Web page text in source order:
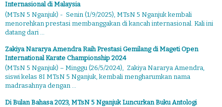
Internasional di Malaysia
(MTsN 5 Nganjuk) - Senin (1/9/2025), MTsN 5 Nganjuk kembali
menorehkan prestasi membanggakan di kancah internasional. Kali ini
datang dari ...
Zakiya Nararya Amendra Raih Prestasi Gemilang di Mageti Open
International Karate Championship 2024
(MTsN 5 Nganjuk) – Minggu (26/5/2024), Zakiya Nararya Amendra,
siswi kelas 8I MTsN 5 Nganjuk, kembali mengharumkan nama
madrasahnya dengan ...
Di Bulan Bahasa 2023, MTsN 5 Nganjuk Luncurkan Buku Antologi